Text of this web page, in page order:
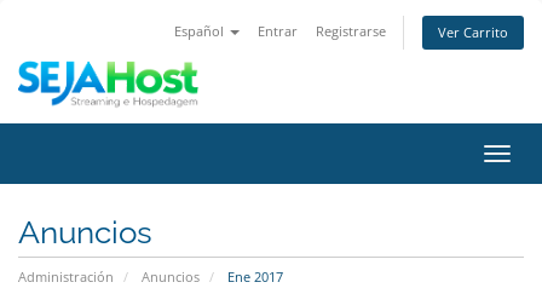
Español Entrar Registrarse Ver Carrito
Anuncios
Administración Anuncios Ene 2017